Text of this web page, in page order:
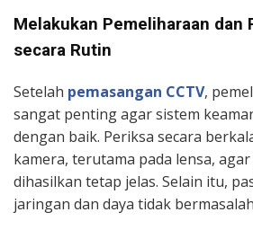
Melakukan Pemeliharaan dan
secara Rutin
Setelah pemasangan CCTV,
sangat penting agar sistem
dengan baik. Periksa secara
kamera, terutama pada lensa,
dihasilkan tetap jelas. Selain itu,
jaringan dan daya tidak